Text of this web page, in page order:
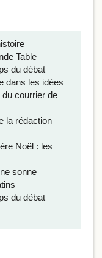
Table
du débat
dans les idées
courrier de
la rédaction
Noël : les
sonne
du débat